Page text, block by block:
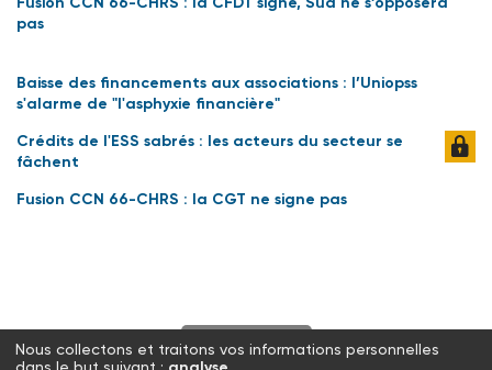
pas
Baisse des financements aux associations : l’Uniopss
s'alarme de "l'asphyxie financière"
Crédits de l'ESS sabrés : les acteurs du secteur se
fâchent
Fusion CCN 66-CHRS : la CGT ne signe pas
S'abonner
Nous collectons et traitons vos informations personnelles